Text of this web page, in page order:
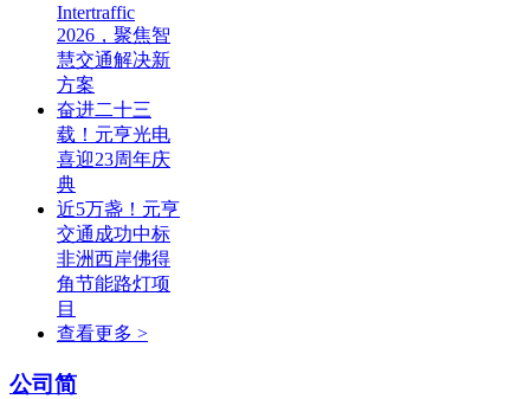
Intertraffic
2026，聚焦智
慧交通解决新
方案
奋进二十三
载！元亨光电
喜迎23周年庆
典
近5万盏！元亨
交通成功中标
非洲西岸佛得
角节能路灯项
目
查看更多 >
公司简